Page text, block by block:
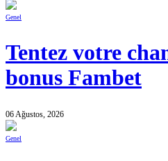
Genel
Tentez votre
bonus Fambet
06 Ağustos, 2026
Genel